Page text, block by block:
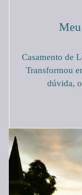
Meu
Casamento de
Transformou
dúvida,